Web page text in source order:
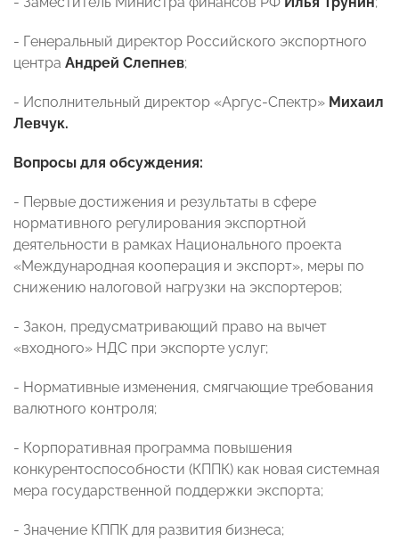
- Генеральный директор Российского экспортного
центра Андрей Слепнев;
- Исполнительный директор «Аргус-Спектр» Михаил
Левчук.
Вопросы для обсуждения:
- Первые достижения и результаты в сфере
нормативного регулирования экспортной
деятельности в рамках Национального проекта
«Международная кооперация и экспорт», меры по
снижению налоговой нагрузки на экспортеров;
- Закон, предусматривающий право на вычет
«входного» НДС при экспорте услуг;
- Нормативные изменения, смягчающие требования
валютного контроля;
- Корпоративная программа повышения
конкурентоспособности (КППК) как новая системная
мера государственной поддержки экспорта;
- Значение КППК для развития бизнеса;